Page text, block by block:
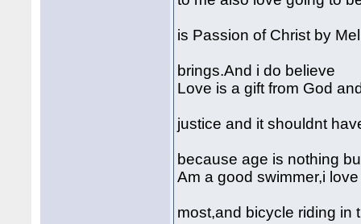
is Passion of Christ by
brings.And i do believe
Love is a gift from God
justice and it shouldnt
because age is nothing
Am a good swimmer,i
most,and bicycle riding in